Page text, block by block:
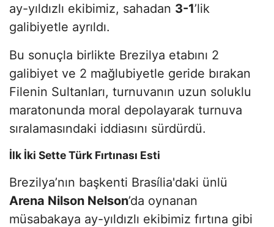
ay-yıldızlı ekibimiz, sahadan 3-1’lik
galibiyetle ayrıldı.
​Bu sonuçla birlikte Brezilya etabını 2
galibiyet ve 2 mağlubiyetle geride bırakan
Filenin Sultanları, turnuvanın uzun soluklu
maratonunda moral depolayarak turnuva
sıralamasındaki iddiasını sürdürdü.
​İlk İki Sette Türk Fırtınası Esti
​Brezilya’nın başkenti Brasília'daki ünlü
Arena Nilson Nelson’da oynanan
müsabakaya ay-yıldızlı ekibimiz fırtına gibi